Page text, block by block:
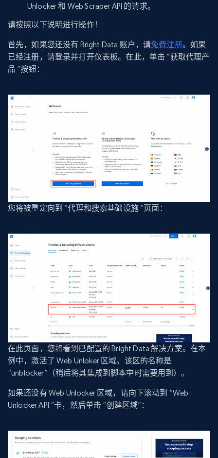
Unlocker 和 Web Scraper API 的请求。
请按照以下说明进行操作！
首先，如果您还没有 Bright Data 账户，请免费注册。如果
已经注册，请登录并打开仪表板。在此，单击 “获取代理产
品 “按钮：
您将被重定向到 “代理和搜索基础设施 “页面：
在此页面，您将看到已配置的 Bright Data 解决方案。在本
例中，激活了 Web Unloker 区域。该区的名称是
“unblocker”（稍后将其集成到脚本中时需要用到）。
如果还没有 Web Unlocker 区域，请向下滚动到 “Web
Unlocker API “卡，然后单击 “创建区域”：